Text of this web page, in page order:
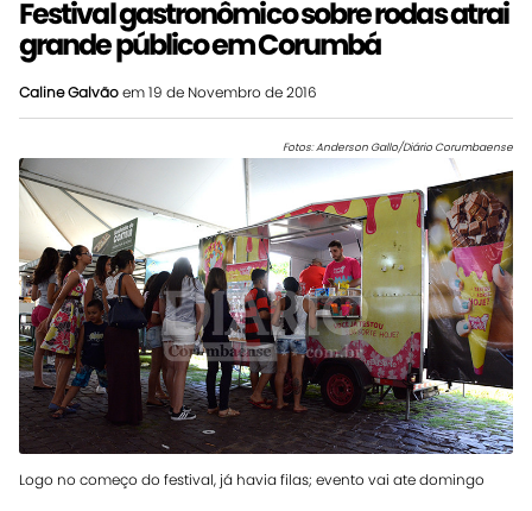
Festival gastronômico sobre rodas atrai
grande público em Corumbá
Caline Galvãoem 19 de Novembro de 2016
Fotos: Anderson Gallo/Diário Corumbaense
Logo no começo do festival, já havia filas; evento vai ate domingo